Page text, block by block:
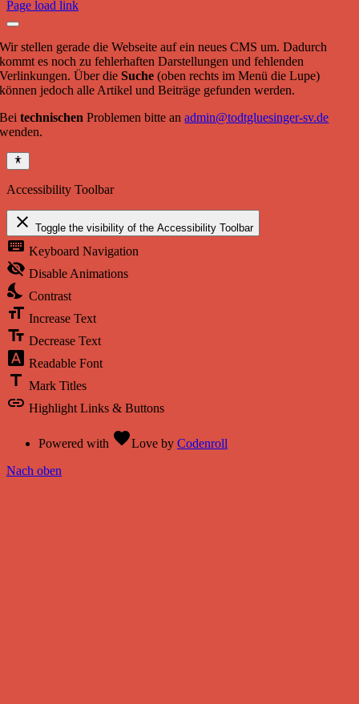
Page load link
Wir stellen gerade die Webseite auf ein neues CMS um. Dadurch
kommt es noch zu fehlerhaften Darstellungen und fehlenden
Verlinkungen. Über dieSuche (oben rechts im Menü die Lupe)
können jedoch alle Artikel und Beiträge gefunden werden.
Beitechnischen Problemen bitte anadmin@todtgluesinger-sv.de
wenden.
Accessibility Toolbar
close Toggle the visibility of the Accessibility Toolbar
keyboard Keyboard Navigation
visibility_off Disable Animations
nights_stay Contrast
format_size Increase Text
text_fields Decrease Text
font_download Readable Font
title Mark Titles
link Highlight Links & Buttons
Powered with favoriteLove by Codenroll
Nach oben